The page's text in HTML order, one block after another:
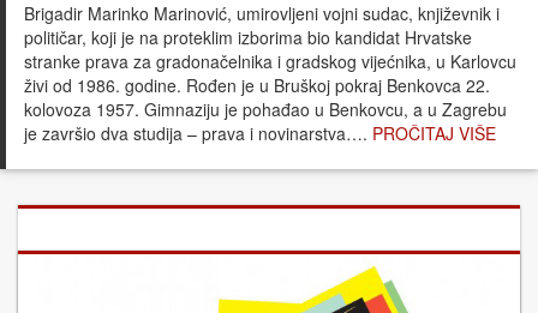
Brigadir Marinko Marinović, umirovljeni vojni sudac, književnik i
političar, koji je na proteklim izborima bio kandidat Hrvatske
stranke prava za gradonačelnika i gradskog vijećnika, u Karlovcu
živi od 1986. godine. Rođen je u Bruškoj pokraj Benkovca 22.
kolovoza 1957. Gimnaziju je pohađao u Benkovcu, a u Zagrebu
je završio dva studija – prava i novinarstva…. PROČITAJ VIŠE